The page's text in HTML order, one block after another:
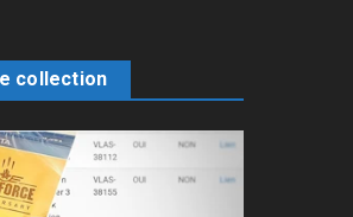
collection